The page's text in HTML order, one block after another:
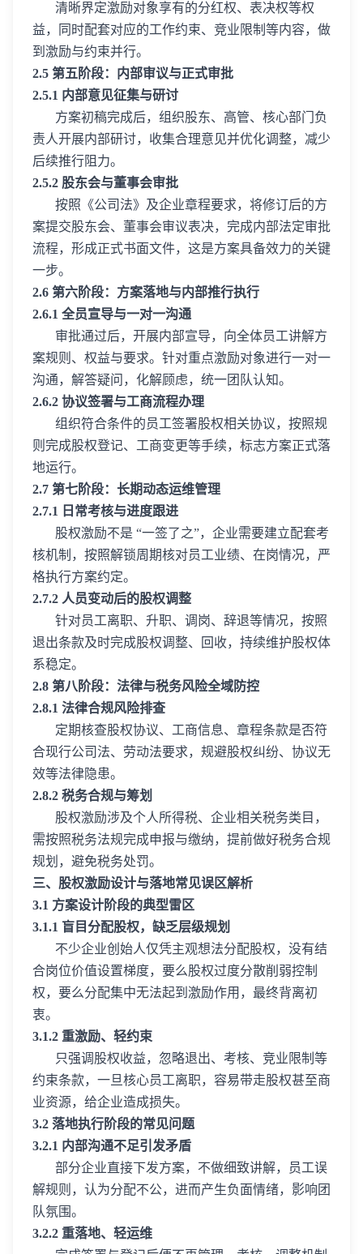
清晰界定激励对象享有的分红权、表决权等权
益，同时配套对应的工作约束、竞业限制等内容，做
到激励与约束并行。
2.5 第五阶段：内部审议与正式审批
2.5.1 内部意见征集与研讨
方案初稿完成后，组织股东、高管、核心部门负
责人开展内部研讨，收集合理意见并优化调整，减少
后续推行阻力。
2.5.2 股东会与董事会审批
按照《公司法》及企业章程要求，将修订后的方
案提交股东会、董事会审议表决，完成内部法定审批
流程，形成正式书面文件，这是方案具备效力的关键
一步。
2.6 第六阶段：方案落地与内部推行执行
2.6.1 全员宣导与一对一沟通
审批通过后，开展内部宣导，向全体员工讲解方
案规则、权益与要求。针对重点激励对象进行一对一
沟通，解答疑问，化解顾虑，统一团队认知。
2.6.2 协议签署与工商流程办理
组织符合条件的员工签署股权相关协议，按照规
则完成股权登记、工商变更等手续，标志方案正式落
地运行。
2.7 第七阶段：长期动态运维管理
2.7.1 日常考核与进度跟进
股权激励不是 “一签了之”，企业需要建立配套考
核机制，按照解锁周期核对员工业绩、在岗情况，严
格执行方案约定。
2.7.2 人员变动后的股权调整
针对员工离职、升职、调岗、辞退等情况，按照
退出条款及时完成股权调整、回收，持续维护股权体
系稳定。
2.8 第八阶段：法律与税务风险全域防控
2.8.1 法律合规风险排查
定期核查股权协议、工商信息、章程条款是否符
合现行公司法、劳动法要求，规避股权纠纷、协议无
效等法律隐患。
2.8.2 税务合规与筹划
股权激励涉及个人所得税、企业相关税务类目，
需按照税务法规完成申报与缴纳，提前做好税务合规
规划，避免税务处罚。
三、股权激励设计与落地常见误区解析
3.1 方案设计阶段的典型雷区
3.1.1 盲目分配股权，缺乏层级规划
不少企业创始人仅凭主观想法分配股权，没有结
合岗位价值设置梯度，要么股权过度分散削弱控制
权，要么分配集中无法起到激励作用，最终背离初
衷。
3.1.2 重激励、轻约束
只强调股权收益，忽略退出、考核、竞业限制等
约束条款，一旦核心员工离职，容易带走股权甚至商
业资源，给企业造成损失。
3.2 落地执行阶段的常见问题
3.2.1 内部沟通不足引发矛盾
部分企业直接下发方案，不做细致讲解，员工误
解规则，认为分配不公，进而产生负面情绪，影响团
队氛围。
3.2.2 重落地、轻运维